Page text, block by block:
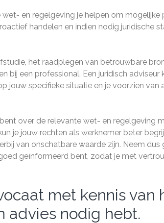
en regelgeving je helpen om
handelen en indien nodig juridische
het raadplegen van betrouwbare
bij een professional. Een juridisch adviseur
jouw specifieke situatie en je voorzien van
over de relevante wet- en regelgeving
je jouw rechten als werknemer beter
van onschatbare waarde zijn. Neem dus
geïnformeerd bent, zodat je met
met kennis van
advies nodig hebt.